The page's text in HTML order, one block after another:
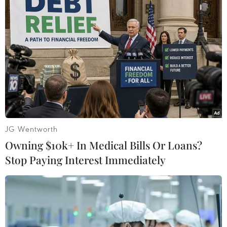
Theo dõi VietnamPlus
TIN LIÊN QUAN
JG Wentworth
Owning $10k+ In Medical Bills Or Loans?
Stop Paying Interest Immediately